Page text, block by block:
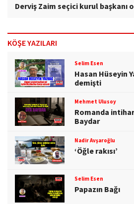
Derviş Zaim seçici kurul başkanı
KÖŞE YAZILARI
Selim Esen
Hasan Hüseyin
demişti
Mehmet Ulusoy
Romanda
Baydar
Nadir Avşaroğlu
‘Öğle rakısı’
Selim Esen
Papazın Bağı